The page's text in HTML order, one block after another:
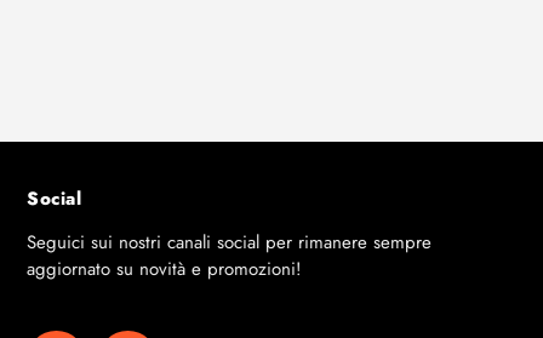
Social
Seguici sui nostri canali social per rimanere sempre
aggiornato su novità e promozioni!